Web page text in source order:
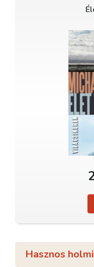
Hasznos